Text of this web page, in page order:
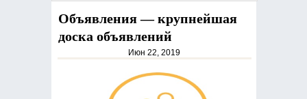
Объявления — крупнейшая
доска объявлений
Июн 22, 2019